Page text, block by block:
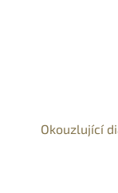
Okouzlující